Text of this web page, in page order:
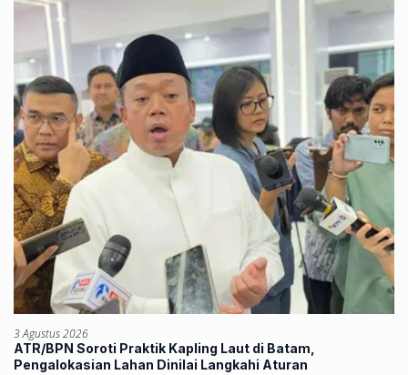
3 Agustus 2026
ATR/BPN Soroti Praktik Kapling Laut di Batam,
Pengalokasian Lahan Dinilai Langkahi Aturan